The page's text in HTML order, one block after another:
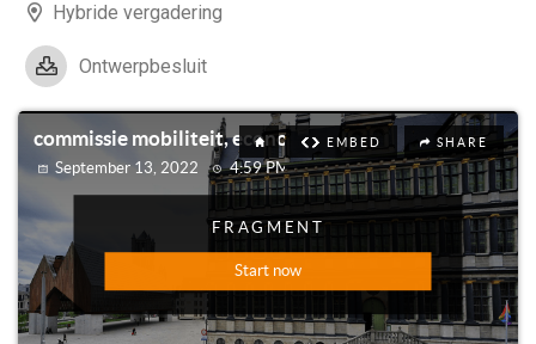
Hybride vergadering
Ontwerpbesluit